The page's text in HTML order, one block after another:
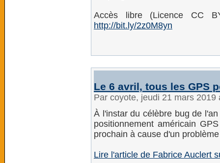
Accès libre (Licence CC
http://bit.ly/2z0M8yn
Le 6 avril, tous les GPS
Par coyote, jeudi 21 mars
À l'instar du célèbre bug de
positionnement américain
prochain à cause d'un
Lire l'article de Fabrice Auclert